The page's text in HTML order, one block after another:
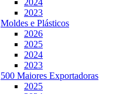
2023
Moldes e Plásticos
2026
2025
2024
2023
500 Maiores Exportadoras
2025